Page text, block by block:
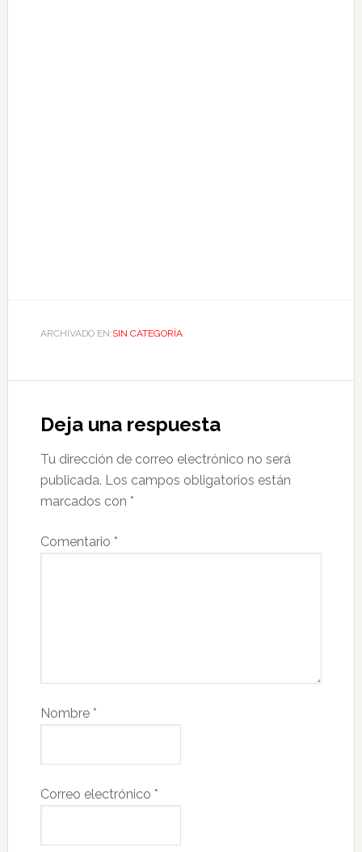
ARCHIVADO EN:SIN CATEGORÍA
Deja una respuesta
Tu dirección de correo electrónico no será
publicada. Los campos obligatorios están
marcados con *
Comentario *
Nombre *
Correo electrónico *